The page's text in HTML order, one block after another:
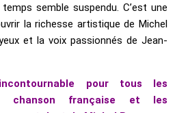
semble suspendu. C’est une
la richesse artistique de Michel
et la voix passionnés de Jean-
pour tous les
chanson française et les